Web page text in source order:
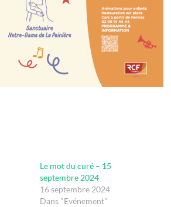
Le mot du curé – 15
septembre 2024
16 septembre 2024
Dans "Evénement"